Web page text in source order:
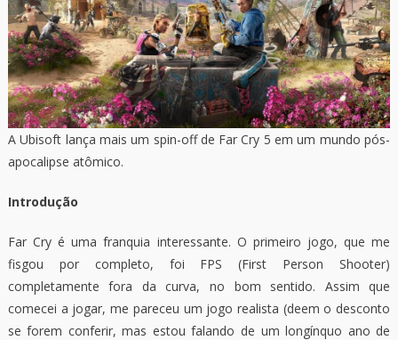
A Ubisoft lança mais um spin-off de Far Cry 5 em um mundo pós-
apocalipse atômico.
Introdução
Far Cry é uma franquia interessante. O primeiro jogo, que me
fisgou por completo, foi FPS (First Person Shooter)
completamente fora da curva, no bom sentido. Assim que
comecei a jogar, me pareceu um jogo realista (deem o desconto
se forem conferir, mas estou falando de um longínquo ano de